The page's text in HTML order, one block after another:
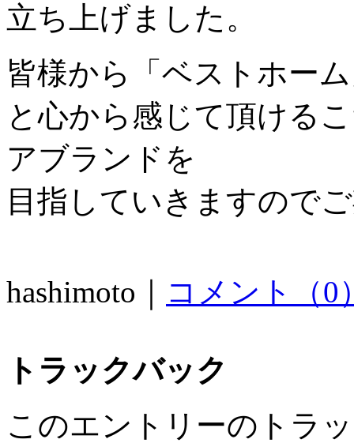
立ち上げました。
皆様から「ベストホー
と心から感じて頂ける
アブランドを
目指していきますので
hashimoto｜ コメント（0
トラックバック
このエントリーのトラ